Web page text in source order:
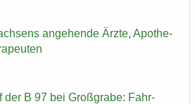
an­ge­hen­de Ärzte, Apo­the­
der B 97 bei Groß­gra­be: Fahr­